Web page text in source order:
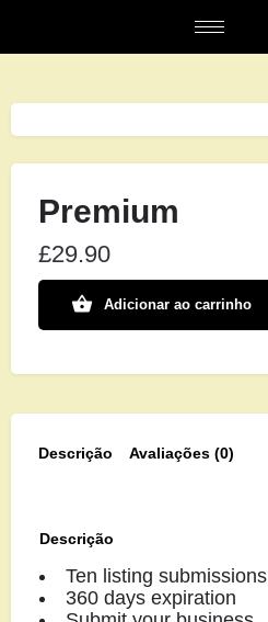
Premium
£29.90
Adicionar ao carrinho
Descrição Avaliações (0)
Descrição
Ten listing submissions
360 days expiration